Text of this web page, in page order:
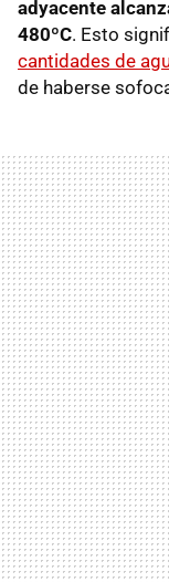
adyacente
480ºC. Esto
cantidades de
de haberse